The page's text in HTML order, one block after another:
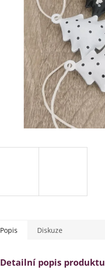
Popis Diskuze
Detailní popis produktu